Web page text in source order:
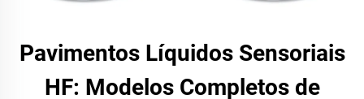
Pavimentos Líquidos Sensoriais
HF: Modelos Completos de